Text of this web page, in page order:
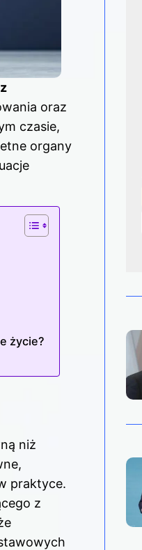
oraz
czasie,
organy
życie?
niż
praktyce.
z